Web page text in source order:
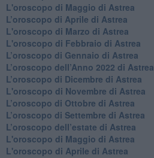
L'oroscopo di Maggio di Astrea
​L’oroscopo di Aprile di Astrea
L'oroscopo di Marzo di Astrea
L'oroscopo di Febbraio di Astrea
​L’oroscopo di Gennaio di Astrea
​L’oroscopo dell’Anno 2022 di Astrea
​L’oroscopo di Dicembre di Astrea
L'oroscopo di Novembre di Astrea
​L’oroscopo di Ottobre di Astrea
​L’oroscopo di Settembre di Astrea
L’oroscopo dell’estate di Astrea
L'oroscopo di Maggio di Astrea
L'oroscopo di Aprile di Astrea